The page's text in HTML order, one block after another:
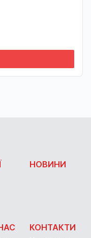
НОВИНИ
КОНТАКТИ